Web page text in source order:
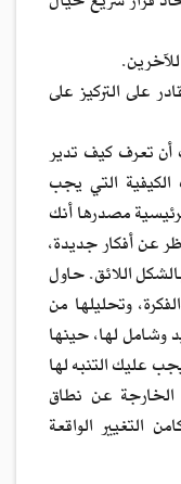
على التركيز على
أن تعرف كيف تدير
التي يجب
مصدرها أنك
عن أفكار جديدة،
اللائق. حاول
وتحليلها من
لها، حينها
عليك التنبه لها
الخارجة عن نطاق
التغيير الواقعة